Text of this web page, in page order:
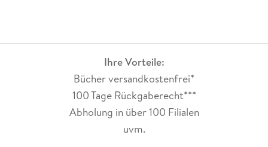
Ihre Vorteile:
Bücher versandkostenfrei*
100 Tage Rückgaberecht***
Abholung in über 100 Filialen
uvm.